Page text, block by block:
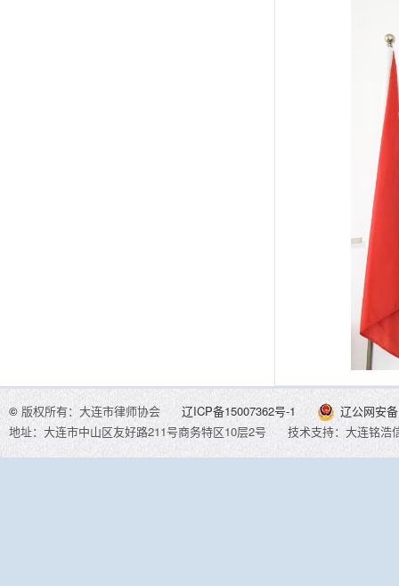
© 版权所有：大连市律师协会 辽ICP备15007362号-1
辽公网安
地址：大连市中山区友好路211号商务特区10层2号
技术支持：大连铭浩